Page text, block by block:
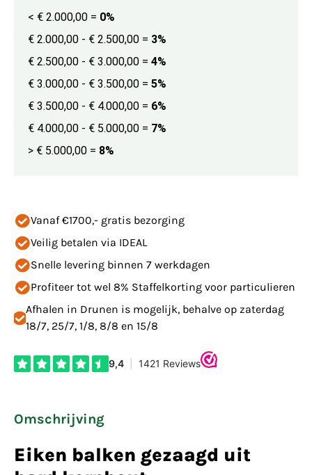
< € 2.000,00 = 0%
€ 2.000,00 - € 2.500,00 = 3%
€ 2.500,00 - € 3.000,00 = 4%
€ 3.000,00 - € 3.500,00 = 5%
€ 3.500,00 - € 4.000,00 = 6%
€ 4.000,00 - € 5.000,00 = 7%
> € 5.000,00 = 8%
Vanaf €1700,- gratis bezorging
Veilig betalen via IDEAL
Snelle levering binnen 7 werkdagen
Profiteer tot wel 8% Staffelkorting voor particulieren
Afhalen in Drunen is mogelijk, behalve op zaterdag
18/7, 25/7, 1/8, 8/8 en 15/8
Omschrijving
Eiken balken gezaagd uit